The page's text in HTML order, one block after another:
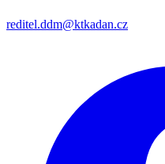
reditel.ddm@ktkadan.cz